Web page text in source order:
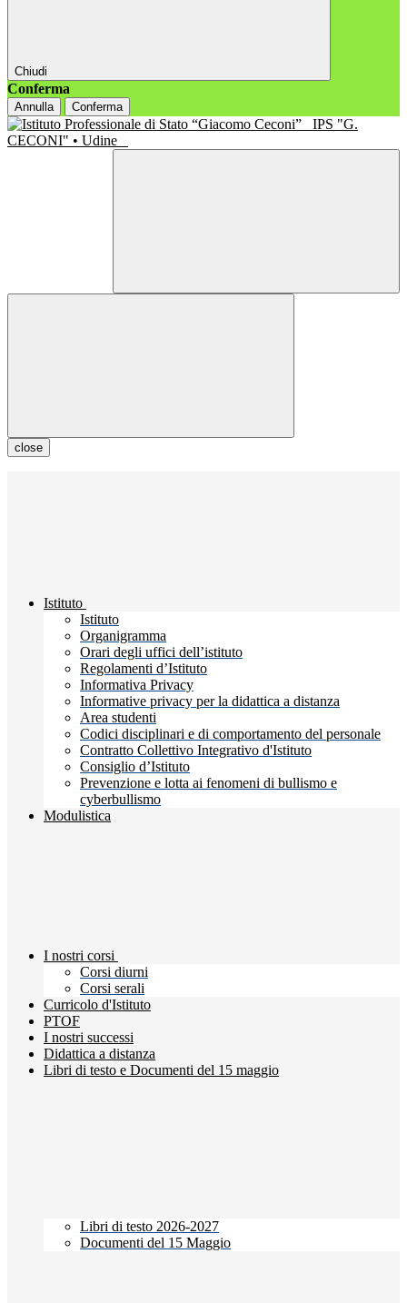
Chiudi
Conferma
Annulla Conferma
IPS "G.
CECONI" • Udine
close
Istituto
Istituto
Organigramma
Orari degli uffici dell’istituto
Regolamenti d’Istituto
Informativa Privacy
Informative privacy per la didattica a distanza
Area studenti
Codici disciplinari e di comportamento del personale
Contratto Collettivo Integrativo d'Istituto
Consiglio d’Istituto
Prevenzione e lotta ai fenomeni di bullismo e
cyberbullismo
Modulistica
I nostri corsi
Corsi diurni
Corsi serali
Curricolo d'Istituto
PTOF
I nostri successi
Didattica a distanza
Libri di testo e Documenti del 15 maggio
Libri di testo 2026-2027
Documenti del 15 Maggio